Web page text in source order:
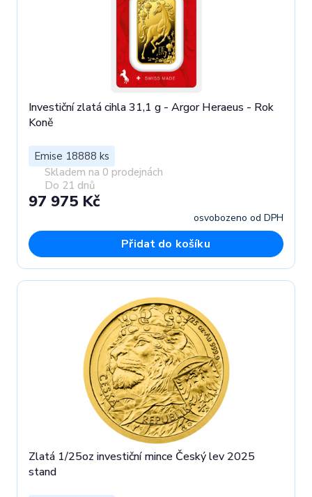
Investiční zlatá cihla 31,1 g - Argor Heraeus - Rok
Koně
Emise 18888 ks
Skladem na 0 prodejnách
Do 21 dnů
97 975 Kč
osvobozeno od DPH
Přidat do košíku
Zlatá 1/25oz investiční mince Český lev 2025
stand